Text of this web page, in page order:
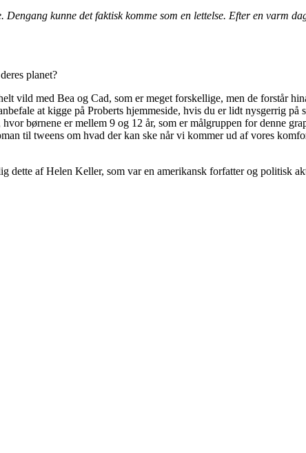
kunne det faktisk komme som en lettelse. Efter en varm
planet?
vild med Bea og Cad, som er meget forskellige, men de forstår
at kigge på Proberts hjemmeside, hvis du er lidt nysgerrig på
børnene er mellem 9 og 12 år, som er målgruppen for denne
til tweens om hvad der kan ske når vi kommer ud af vores
dette af Helen Keller, som var en amerikansk forfatter og politisk